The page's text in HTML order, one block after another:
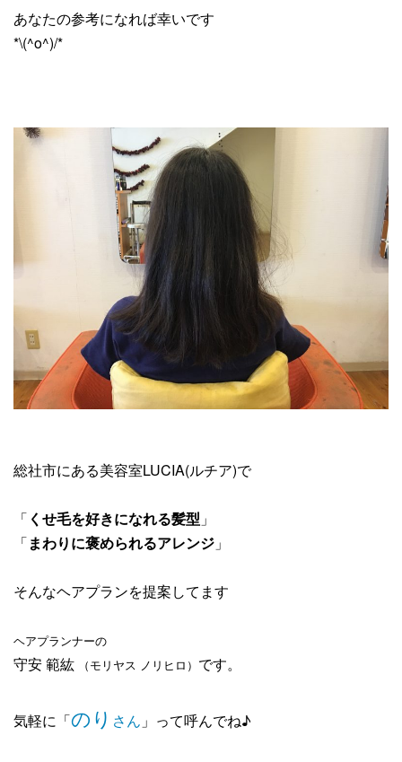
あなたの参考になれば幸いです
*\(^o^)/*
総社市にある美容室LUCIA(ルチア)で
「 くせ毛を好きになれる髪型 」
「まわりに褒められるアレンジ 」
そんなヘアプランを提案してます
ヘアプランナーの
守安 範紘 （モリヤス ノリヒロ） です。
気軽に「のり さん 」って呼んでね♪